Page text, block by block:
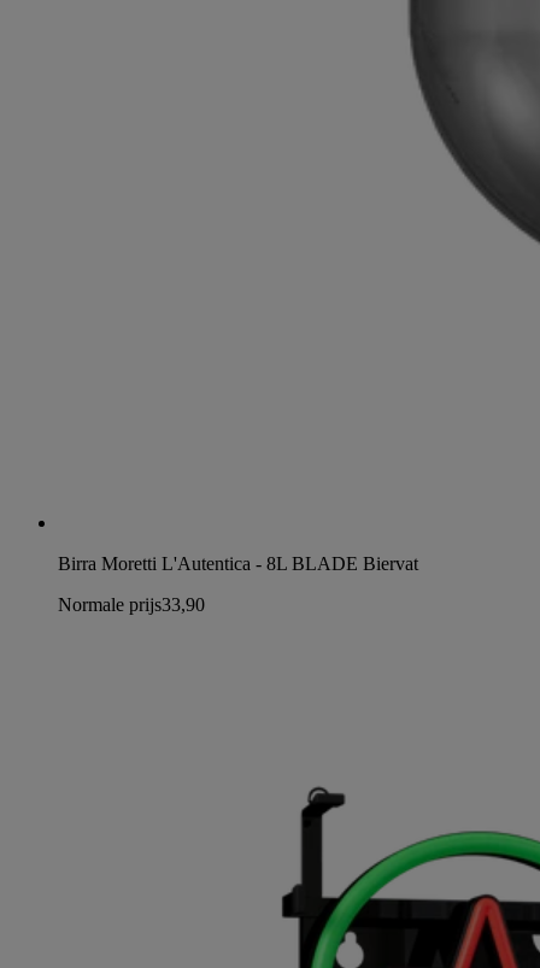
Birra Moretti L'Autentica - 8L BLADE Biervat
Normale prijs33,90